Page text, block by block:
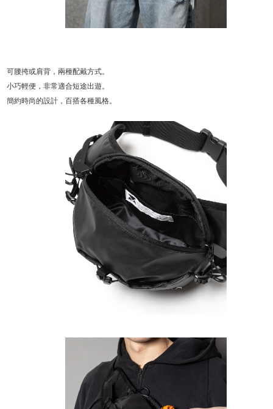
可腰挎或肩背，兩種配戴方式。
小巧輕便，非常適合短途出遊。
簡約時尚的設計，百搭各種風格。